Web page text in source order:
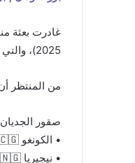
غادرت بعثة
2025)، والتي ستُقام في كينيا – أوغندا – تنزانيا.
من المنتظر
صقور
• الكونغو 🇨🇬
‏• نيجيريا 🇳🇬